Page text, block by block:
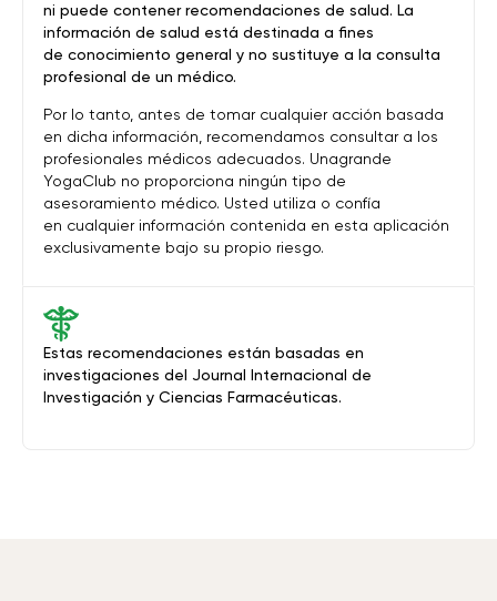
Estas recomendaciones están basadas en
investigaciones del Journal Internacional de
Investigación y Ciencias Farmacéuticas.
ni puede contener recomendaciones de salud. La
información de salud está destinada a fines
de conocimiento general y no sustituye a la consulta
profesional de un médico.
Por lo tanto, antes de tomar cualquier acción basada
en dicha información, recomendamos consultar a los
profesionales médicos adecuados. Unagrande
YogaClub no proporciona ningún tipo de
asesoramiento médico. Usted utiliza o confía
en cualquier información contenida en esta aplicación
exclusivamente bajo su propio riesgo.